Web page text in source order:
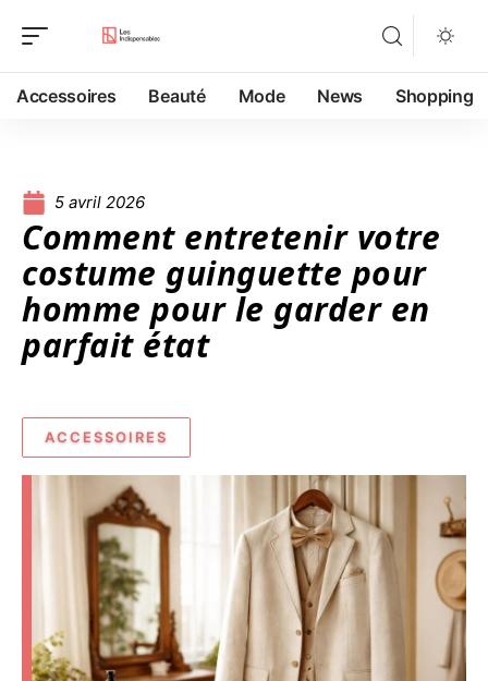
Accessoires Beauté Mode News Shopping
5 avril 2026
Comment entretenir votre
costume guinguette pour
homme pour le garder en
parfait état
ACCESSOIRES